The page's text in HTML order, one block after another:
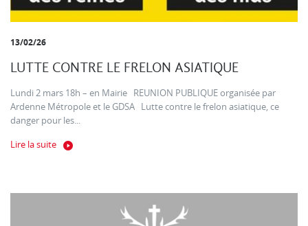
13/02/26
LUTTE CONTRE LE FRELON ASIATIQUE
Lundi 2 mars 18h – en Mairie REUNION PUBLIQUE organisée par
Ardenne Métropole et le GDSA Lutte contre le frelon asiatique, ce
danger pour les...
Lire la suite